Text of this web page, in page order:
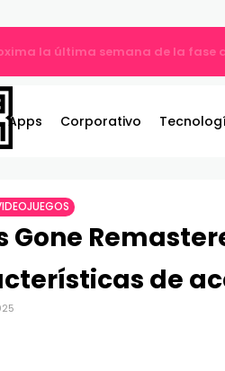
del MP3: ¿Qué es el audio Hi-
Apps Corporativo
Gone
de